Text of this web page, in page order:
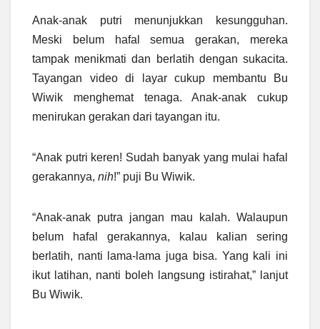
Anak-anak putri menunjukkan kesungguhan.
Meski belum hafal semua gerakan, mereka
tampak menikmati dan berlatih dengan sukacita.
Tayangan video di layar cukup membantu Bu
Wiwik menghemat tenaga. Anak-anak cukup
menirukan gerakan dari tayangan itu.
“Anak putri keren! Sudah banyak yang mulai hafal
gerakannya, nih!” puji Bu Wiwik.
“Anak-anak putra jangan mau kalah. Walaupun
belum hafal gerakannya, kalau kalian sering
berlatih, nanti lama-lama juga bisa. Yang kali ini
ikut latihan, nanti boleh langsung istirahat,” lanjut
Bu Wiwik.